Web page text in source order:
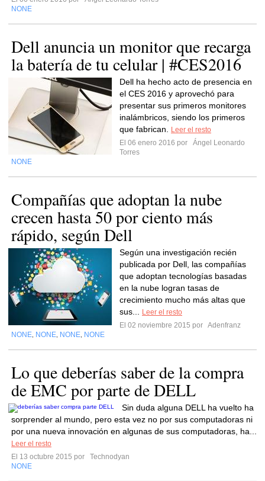
NONE
Dell anuncia un monitor que recarga
la batería de tu celular | #CES2016
Dell ha hecho acto de presencia en
el CES 2016 y aprovechó para
presentar sus primeros monitores
inalámbricos, siendo los primeros
que fabrican.
Leer el resto
El 06 enero 2016 por
Ángel Leonardo
Torres
NONE
Compañías que adoptan la nube
crecen hasta 50 por ciento más
rápido, según Dell
Según una investigación recién
publicada por Dell, las compañías
que adoptan tecnologías basadas
en la nube logran tasas de
crecimiento mucho más altas que
sus...
Leer el resto
El 02 noviembre 2015 por Adenfranz
NONE NONE NONE NONE
Lo que deberías saber de la compra
de EMC por parte de DELL
Sin duda alguna DELL ha vuelto ha
sorprender al mundo, pero esta vez no por sus computadoras ni
por una nueva innovación en algunas de sus computadoras, ha...
Leer el resto
El 13 octubre 2015 por
Technodyan
NONE